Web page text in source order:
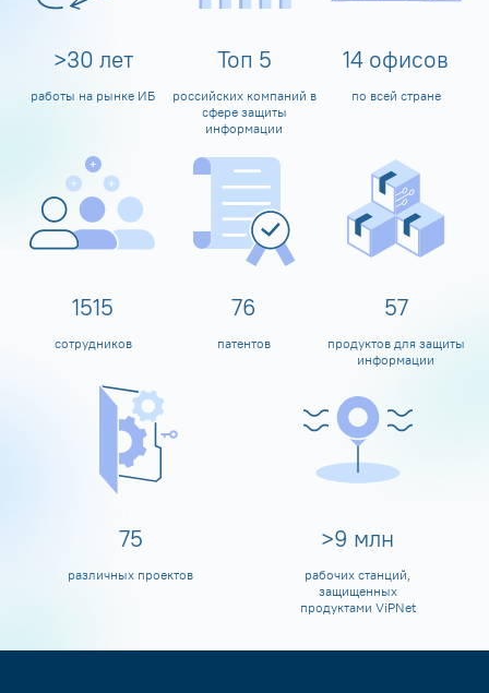
>30 лет
работы на рынке ИБ
Топ 5
российских компаний в
сфере защиты
информации
14 офисов
по всей стране
1600
сотрудников
80
патентов
60
продуктов для защиты
информации
80
различных проектов
>10 млн
рабочих станций,
защищенных
продуктами ViPNet